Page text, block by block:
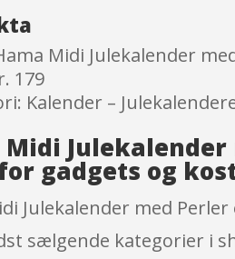
Midi Julekalender
179
Kalender –
Midi
gadgets og
Julekalender med
sælgende kategorier i